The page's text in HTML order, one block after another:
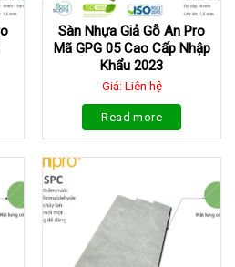
Sàn Nhựa Giả Gỗ An Pro
Mã GPG 05 Cao Cấp Nhập
Khẩu 2023
Giá: Liên hệ
Read more